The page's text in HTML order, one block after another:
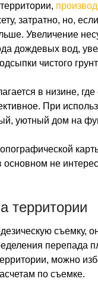
затратно, но,
Увеличение
дождевых вод,
чистого
в низине,
При
уютный дом на
основном не
территории
съемку,
перепада
можно
по съемке.